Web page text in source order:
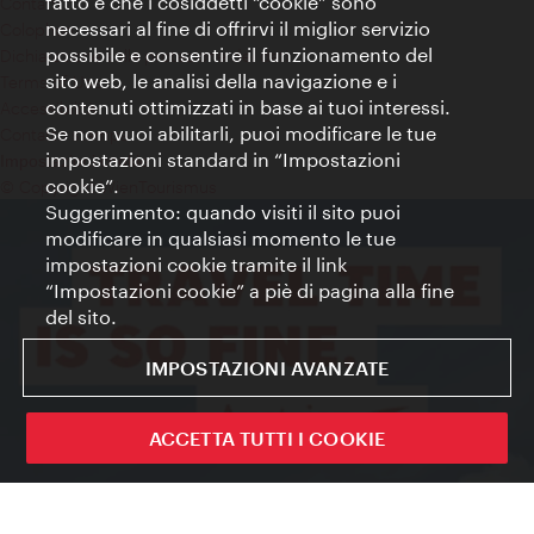
Colophon
Dichiarazione sulla protezione dei dati
Terms of Use
Accessibilità
Contatto stampa
Impostazioni cookie
© Copyright WienTourismus
necessari al fine di offrirvi il miglior servizio
possibile e consentire il funzionamento del
sito web, le analisi della navigazione e i
contenuti ottimizzati in base ai tuoi interessi.
Se non vuoi abilitarli, puoi modificare le tue
impostazioni standard in “Impostazioni
cookie”.
Suggerimento: quando visiti il sito puoi
modificare in qualsiasi momento le tue
impostazioni cookie tramite il link
“Impostazioni cookie” a piè di pagina alla fine
del sito.
IMPOSTAZIONI AVANZATE
ACCETTA TUTTI I COOKIE